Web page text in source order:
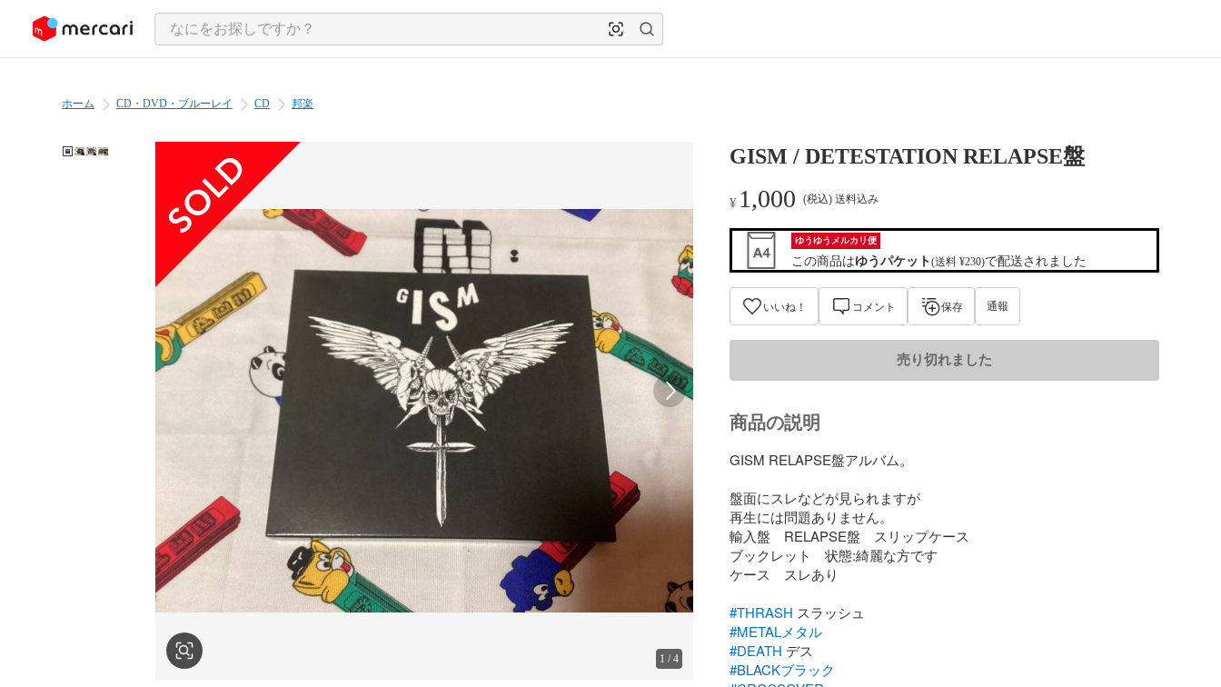
ツにスキップ
ホーム CD・DVD・ブルーレイ CD 邦楽
1 /4
GISM / DETESTATION RELAPSE盤
¥ 1,000 (税込) 送料込み
ゆうゆうメルカリ便
この商品はゆうパケット(送料 ¥230)で配送されました
いいね！ コメント 保存 通報
売り切れました
商品の説明
GISM RELAPSE盤アルバム。
盤面にスレなどが見られますが
再生には問題ありません。
輸入盤　RELAPSE盤　スリップケース
ブックレット　状態:綺麗な方です
ケース　スレあり
#THRASH
#METALメタル
#DEATH
#BLACKブラック